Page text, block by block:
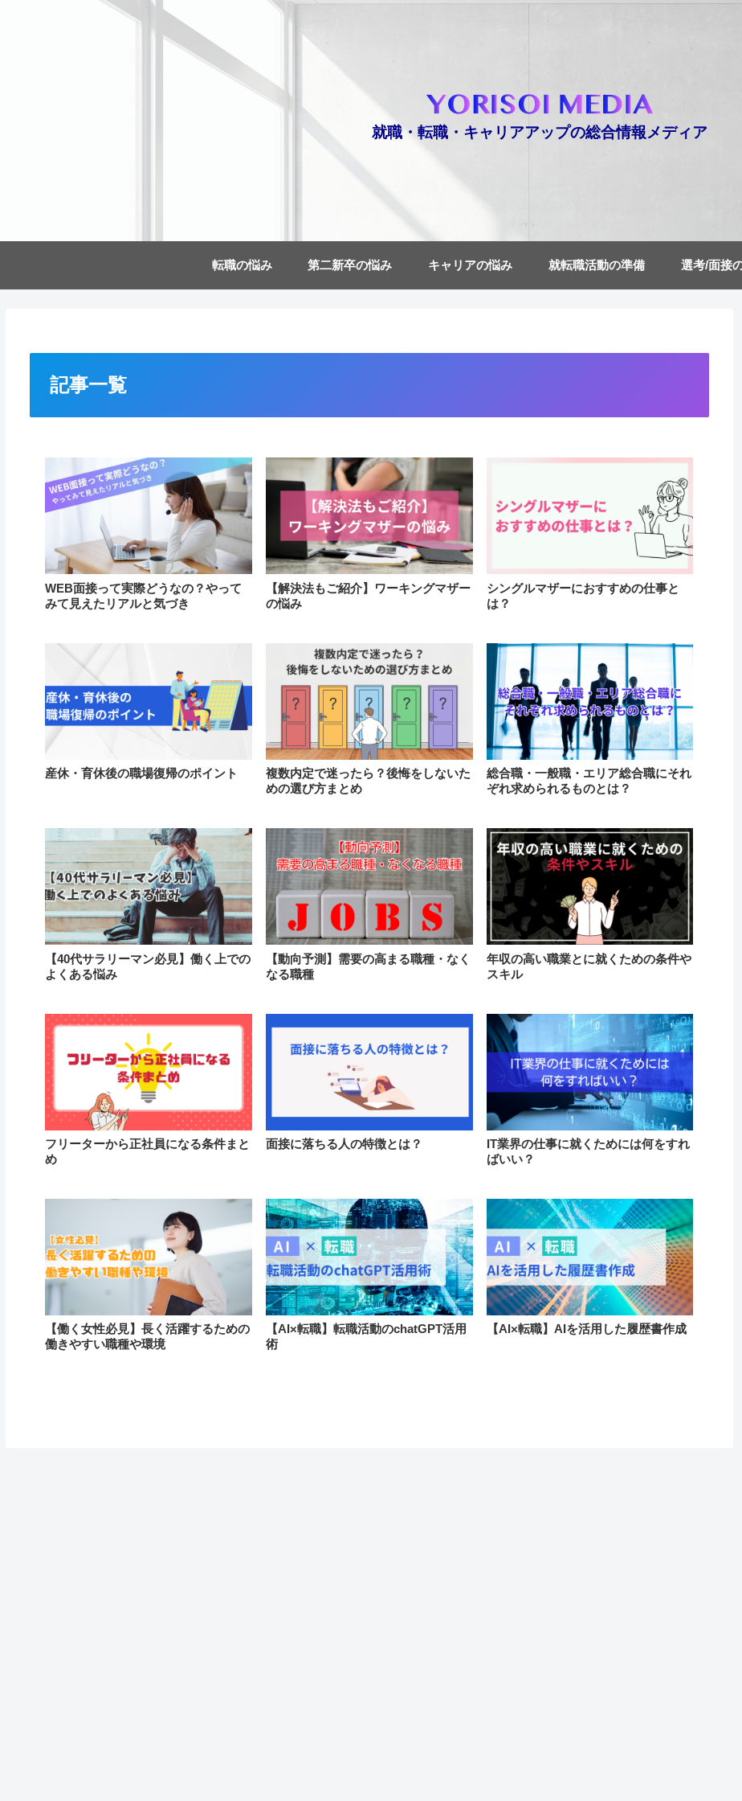
就職・転職・キャリアアップの総合情報メディア
転職の悩み 第二新卒の悩み キャリアの悩み 就転職活動の準備 選考/面接
記事一覧
WEB面接って実際どうなの？やって
みて見えたリアルと気づき
【解決法もご紹介】ワーキングマザー
の悩み
シングルマザーにおすすめの仕事と
は？
産休・育休後の職場復帰のポイント
複数内定で迷ったら？後悔をしないた
めの選び方まとめ
総合職・一般職・エリア総合職にそれ
ぞれ求められるものとは？
【40代サラリーマン必見】働く上での
よくある悩み
【動向予測】需要の高まる職種・なく
なる職種
年収の高い職業とに就くための条件や
スキル
フリーターから正社員になる条件まと
め
面接に落ちる人の特徴とは？
IT業界の仕事に就くためには何をすれ
ばいい？
【働く女性必見】長く活躍するための
働きやすい職種や環境
【AI×転職】転職活動のchatGPT活用
術
【AI×転職】AIを活用した履歴書作成